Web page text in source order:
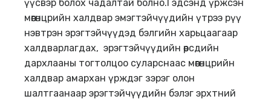
үүсвэр болох чадалтай болно.Гэдсэнд үржсэн
мөөгөнцрийн халдвар эмэгтэйчүүдийн үтрээ рүү
нэвтрэн эрэгтэйчүүдэд бэлгийн харьцаагаар
халдварлагдах, эрэгтэйчүүдийн өөрсдийн
дархлааны тогтолцоо суларснаас мөөгөнцрийн
халдвар амархан үрждэг зэрэг олон
шалтгаанаар эрэгтэйчүүдийн бэлэг эрхтний